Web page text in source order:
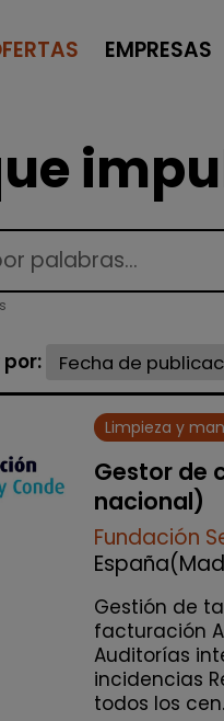
EMPRESAS
Limpieza y
Gestor de
nacional)
Fundación
Gestión de
facturación
Auditorías
incidencias
todos los